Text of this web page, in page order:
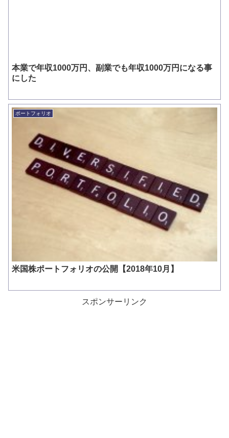
本業で年収1000万円、副業でも年収1000万円になる事
にした
ポートフォリオ
米国株ポートフォリオの公開【2018年10月】
スポンサーリンク